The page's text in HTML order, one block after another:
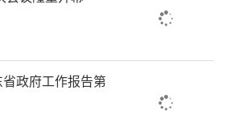
撬动这一切发展的战略底
能产业核心承载区崂山区为
内的数智产业城。域内为企
政府工作报告第